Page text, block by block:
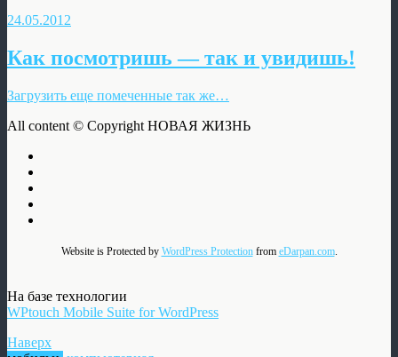
24.05.2012
Как посмотришь — так и увидишь!
Загрузить еще помеченные так же…
All content © Copyright НОВАЯ ЖИЗНЬ
Website is Protected by WordPress Protectionfrom eDarpan.com.
На базе технологии
WPtouch Mobile Suite for WordPress
Наверх